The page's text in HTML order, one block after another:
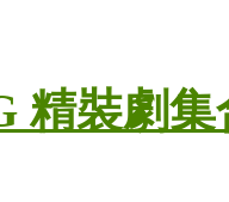
精裝劇集